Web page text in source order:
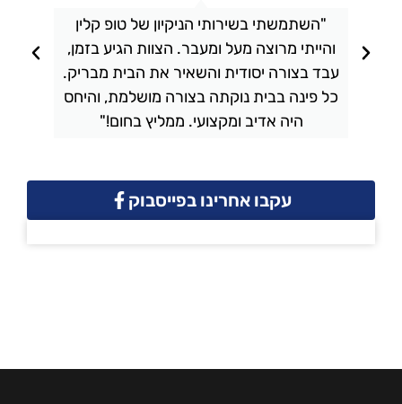
"השתמשתי בשירותי הניקיון של טופ קלין
והייתי מרוצה מעל ומעבר. הצוות הגיע בזמן,
עבד בצורה יסודית והשאיר את הבית מבריק.
כל פינה בבית נוקתה בצורה מושלמת, והיחס
היה אדיב ומקצועי. ממליץ בחום!"
עקבו אחרינו בפייסבוק